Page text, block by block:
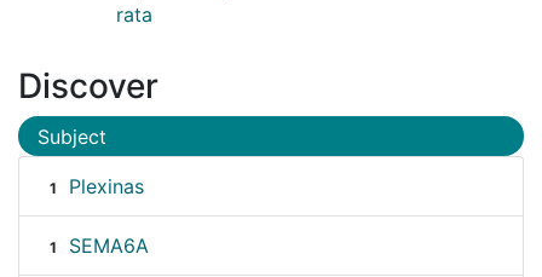
rata
Discover
Subject
1 Plexinas
1 SEMA6A